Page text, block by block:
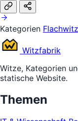
Kategorien
Witzfabrik
Witze, Kategorien
statische Website.
Themen